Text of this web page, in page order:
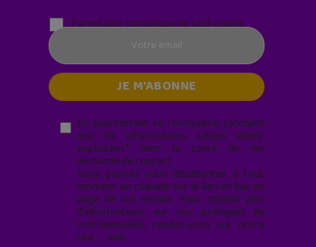
Parentalité numérique (le lundi matin)
En soumettant ce formulaire, j’accepte
que les informations saisies soient
exploitées* dans le cadre de ma
demande de contact.
Vous pouvez vous désabonner à tout
moment en cliquant sur le lien en bas de
page de nos emails. Pour obtenir plus
d'informations sur nos pratiques de
confidentialité, rendez-vous sur notre
site web